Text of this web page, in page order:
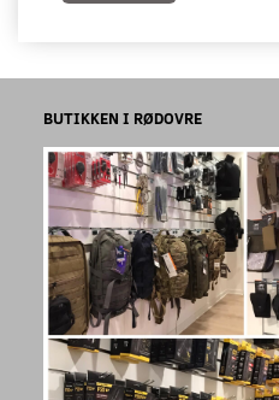
BUTIKKEN I RØDOVRE